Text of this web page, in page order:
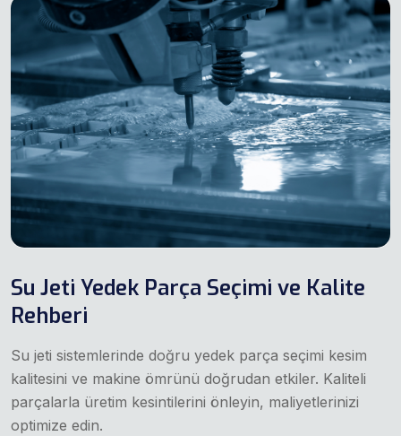
Su Jeti Yedek Parça Seçimi ve Kalite
Rehberi
Su jeti sistemlerinde doğru yedek parça seçimi kesim
kalitesini ve makine ömrünü doğrudan etkiler. Kaliteli
parçalarla üretim kesintilerini önleyin, maliyetlerinizi
optimize edin.